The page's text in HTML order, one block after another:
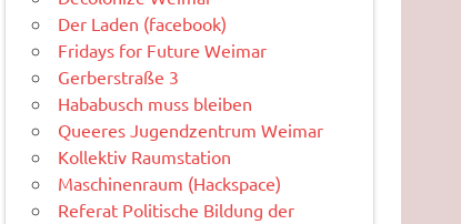
Der Laden (facebook)
Fridays for Future Weimar
Gerberstraße 3
Hababusch muss bleiben
Queeres Jugendzentrum Weimar
Kollektiv Raumstation
Maschinenraum (Hackspace)
Referat Politische Bildung der